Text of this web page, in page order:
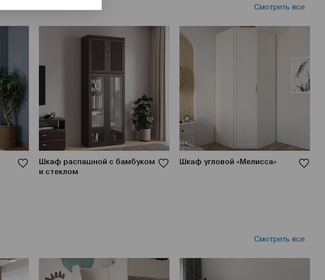
Смотреть все
Шкаф распашной с бамбуком
и стеклом
Шкаф угловой «Мелисса»
Смотреть все